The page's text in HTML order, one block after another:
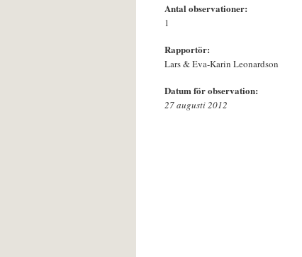
Antal observationer:
1
Rapportör:
Lars & Eva-Karin Leonardson
Datum för observation:
27 augusti 2012